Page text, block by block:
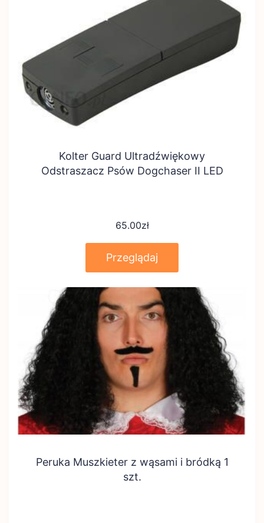
Kolter Guard Ultradźwiękowy
Odstraszacz Psów Dogchaser II LED
65.00zł
Przeglądaj
Peruka Muszkieter z wąsami i bródką 1
szt.